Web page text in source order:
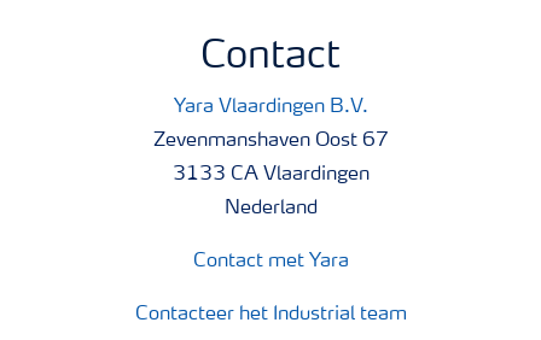
Contact
Yara Vlaardingen B.V.
Zevenmanshaven Oost 67
3133 CA Vlaardingen
Nederland
Contact met Yara
Contacteer het Industrial team